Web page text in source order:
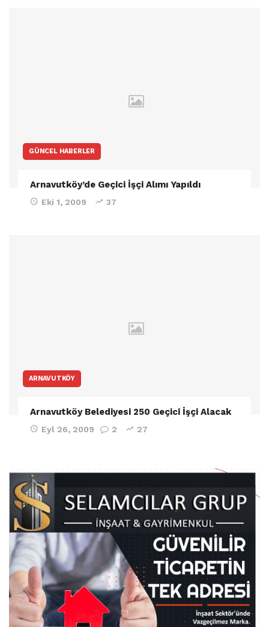
GÜNCEL HABERLER
Arnavutköy’de Geçici İşçi Alımı Yapıldı
Eki 1, 2009 37
ARNAVUTKÖY
Arnavutköy Belediyesi 250 Geçici İşçi Alacak
Eyl 26, 2009 2 27